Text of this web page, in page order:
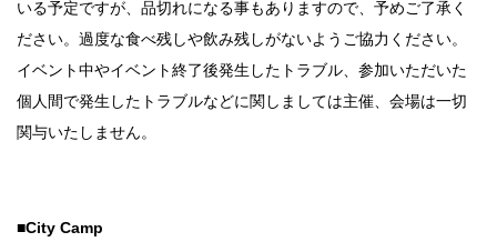
いる予定ですが、品切れになる事もありますので、予めご了承く
ださい。過度な食べ残しや飲み残しがないようご協力ください。
イベント中やイベント終了後発生したトラブル、参加いただいた
個人間で発生したトラブルなどに関しましては主催、会場は一切
関与いたしません。
■City Camp